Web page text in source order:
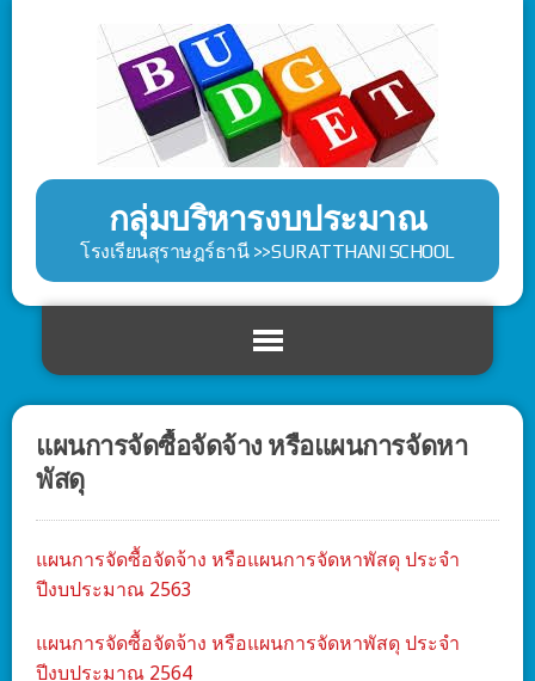
กลุ่มบริหารงบประมาณ
โรงเรียนสุราษฎร์ธานี >>SURATTHANI SCHOOL
แผนการจัดซื้อจัดจ้าง หรือแผนการจัดหา
พัสดุ
แผนการจัดซื้อจัดจ้าง หรือแผนการจัดหาพัสดุ ประจำ
ปีงบประมาณ 2563
แผนการจัดซื้อจัดจ้าง หรือแผนการจัดหาพัสดุ ประจำ
ปีงบประมาณ 2564